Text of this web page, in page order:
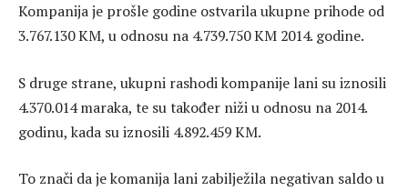
Kompanija je prošle godine ostvarila ukupne prihode od
3.767.130 KM, u odnosu na 4.739.750 KM 2014. godine.
S druge strane, ukupni rashodi kompanije lani su iznosili
4.370.014 maraka, te su također niži u odnosu na 2014.
godinu, kada su iznosili 4.892.459 KM.
To znači da je komanija lani zabilježila negativan saldo u